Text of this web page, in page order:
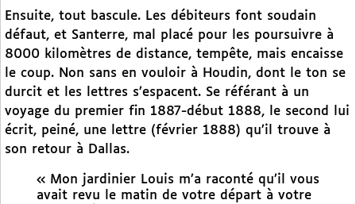
Ensuite, tout bascule. Les débiteurs font soudain
défaut, et Santerre, mal placé pour les poursuivre à
8000 kilomètres de distance, tempête, mais encaisse
le coup. Non sans en vouloir à Houdin, dont le ton se
durcit et les lettres s’espacent. Se référant à un
voyage du premier fin 1887-début 1888, le second lui
écrit, peiné, une lettre (février 1888) qu’il trouve à
son retour à Dallas.
« Mon jardinier Louis m’a raconté qu’il vous
avait revu le matin de votre départ à votre